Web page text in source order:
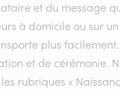
et du message
à domicile ou sur
plus
et de cérémonie.
rubriques «